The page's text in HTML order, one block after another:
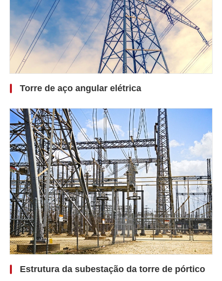
Torre de aço angular elétrica
Estrutura da subestação da torre de pórtico